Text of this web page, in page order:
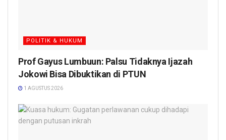
POLITIK & HUKUM
Prof Gayus Lumbuun: Palsu Tidaknya Ijazah
Jokowi Bisa Dibuktikan di PTUN
1 AGUSTUS 2026